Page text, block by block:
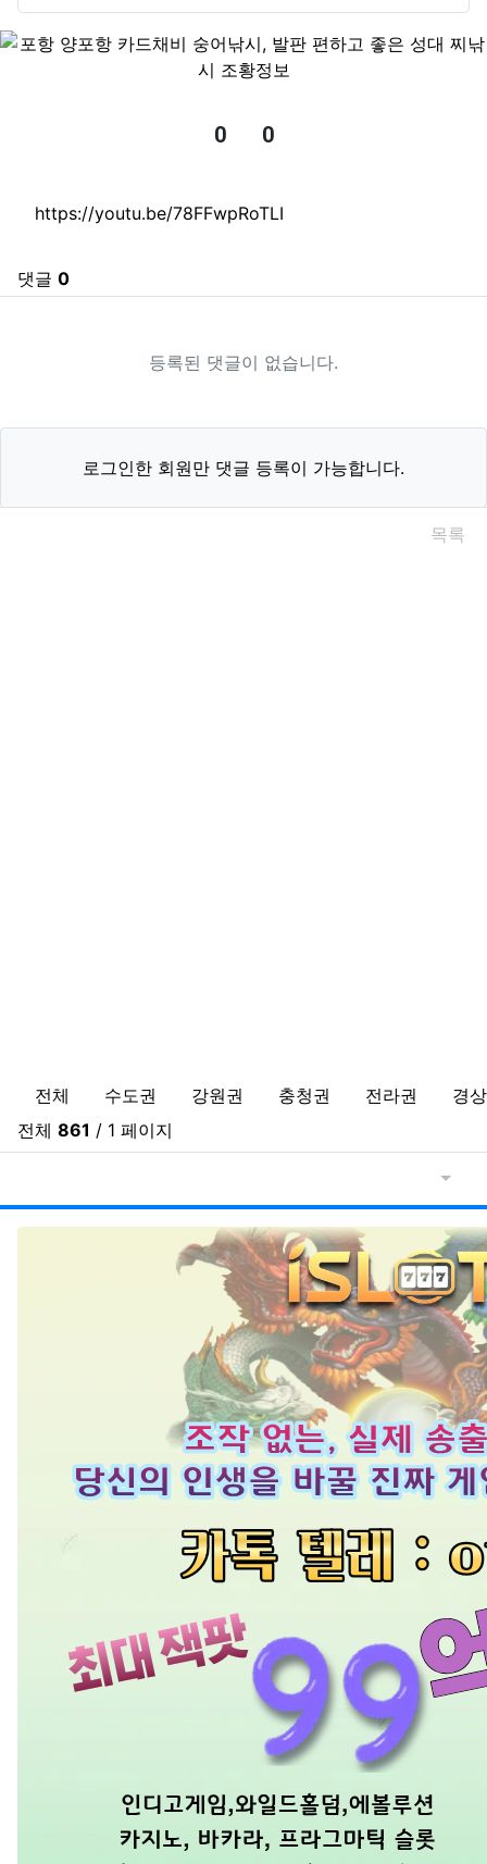
0
0
관련자료
https://youtu.be/78FFwpRoTLI
댓글 0
등록된 댓글이 없습니다.
로그인한 회원만 댓글 등록이 가능합니다.
목록
바다낚시,원투낚시,배낚시 포인트
전체 수도권 강원권 충청권 전라권
경
전체 861 / 1 페이지
게시